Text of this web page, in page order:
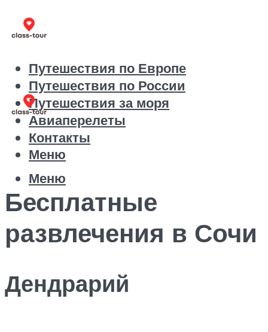
Путешествия по Европе
Путешествия по России
Путешествия за моря
Авиаперелеты
Контакты
Меню
Меню
Бесплатные
развлечения в Сочи
Дендрарий